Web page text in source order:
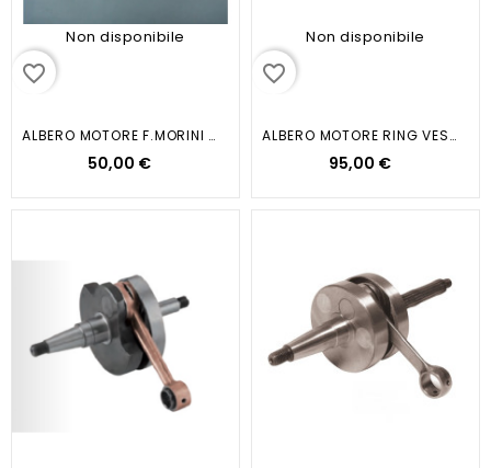
Non disponibile
favorite_border
ALBERO MOTORE F.MORINI MONOMARCIA
50,00 €
Non disponibile
favorite_border
ALBERO MOTORE RING VESPA PK50...
95,00 €